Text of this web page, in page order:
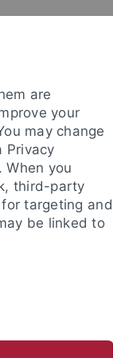
Encounters:
New
are
your
may change
Privacy
you
third-party
targeting and
be linked to